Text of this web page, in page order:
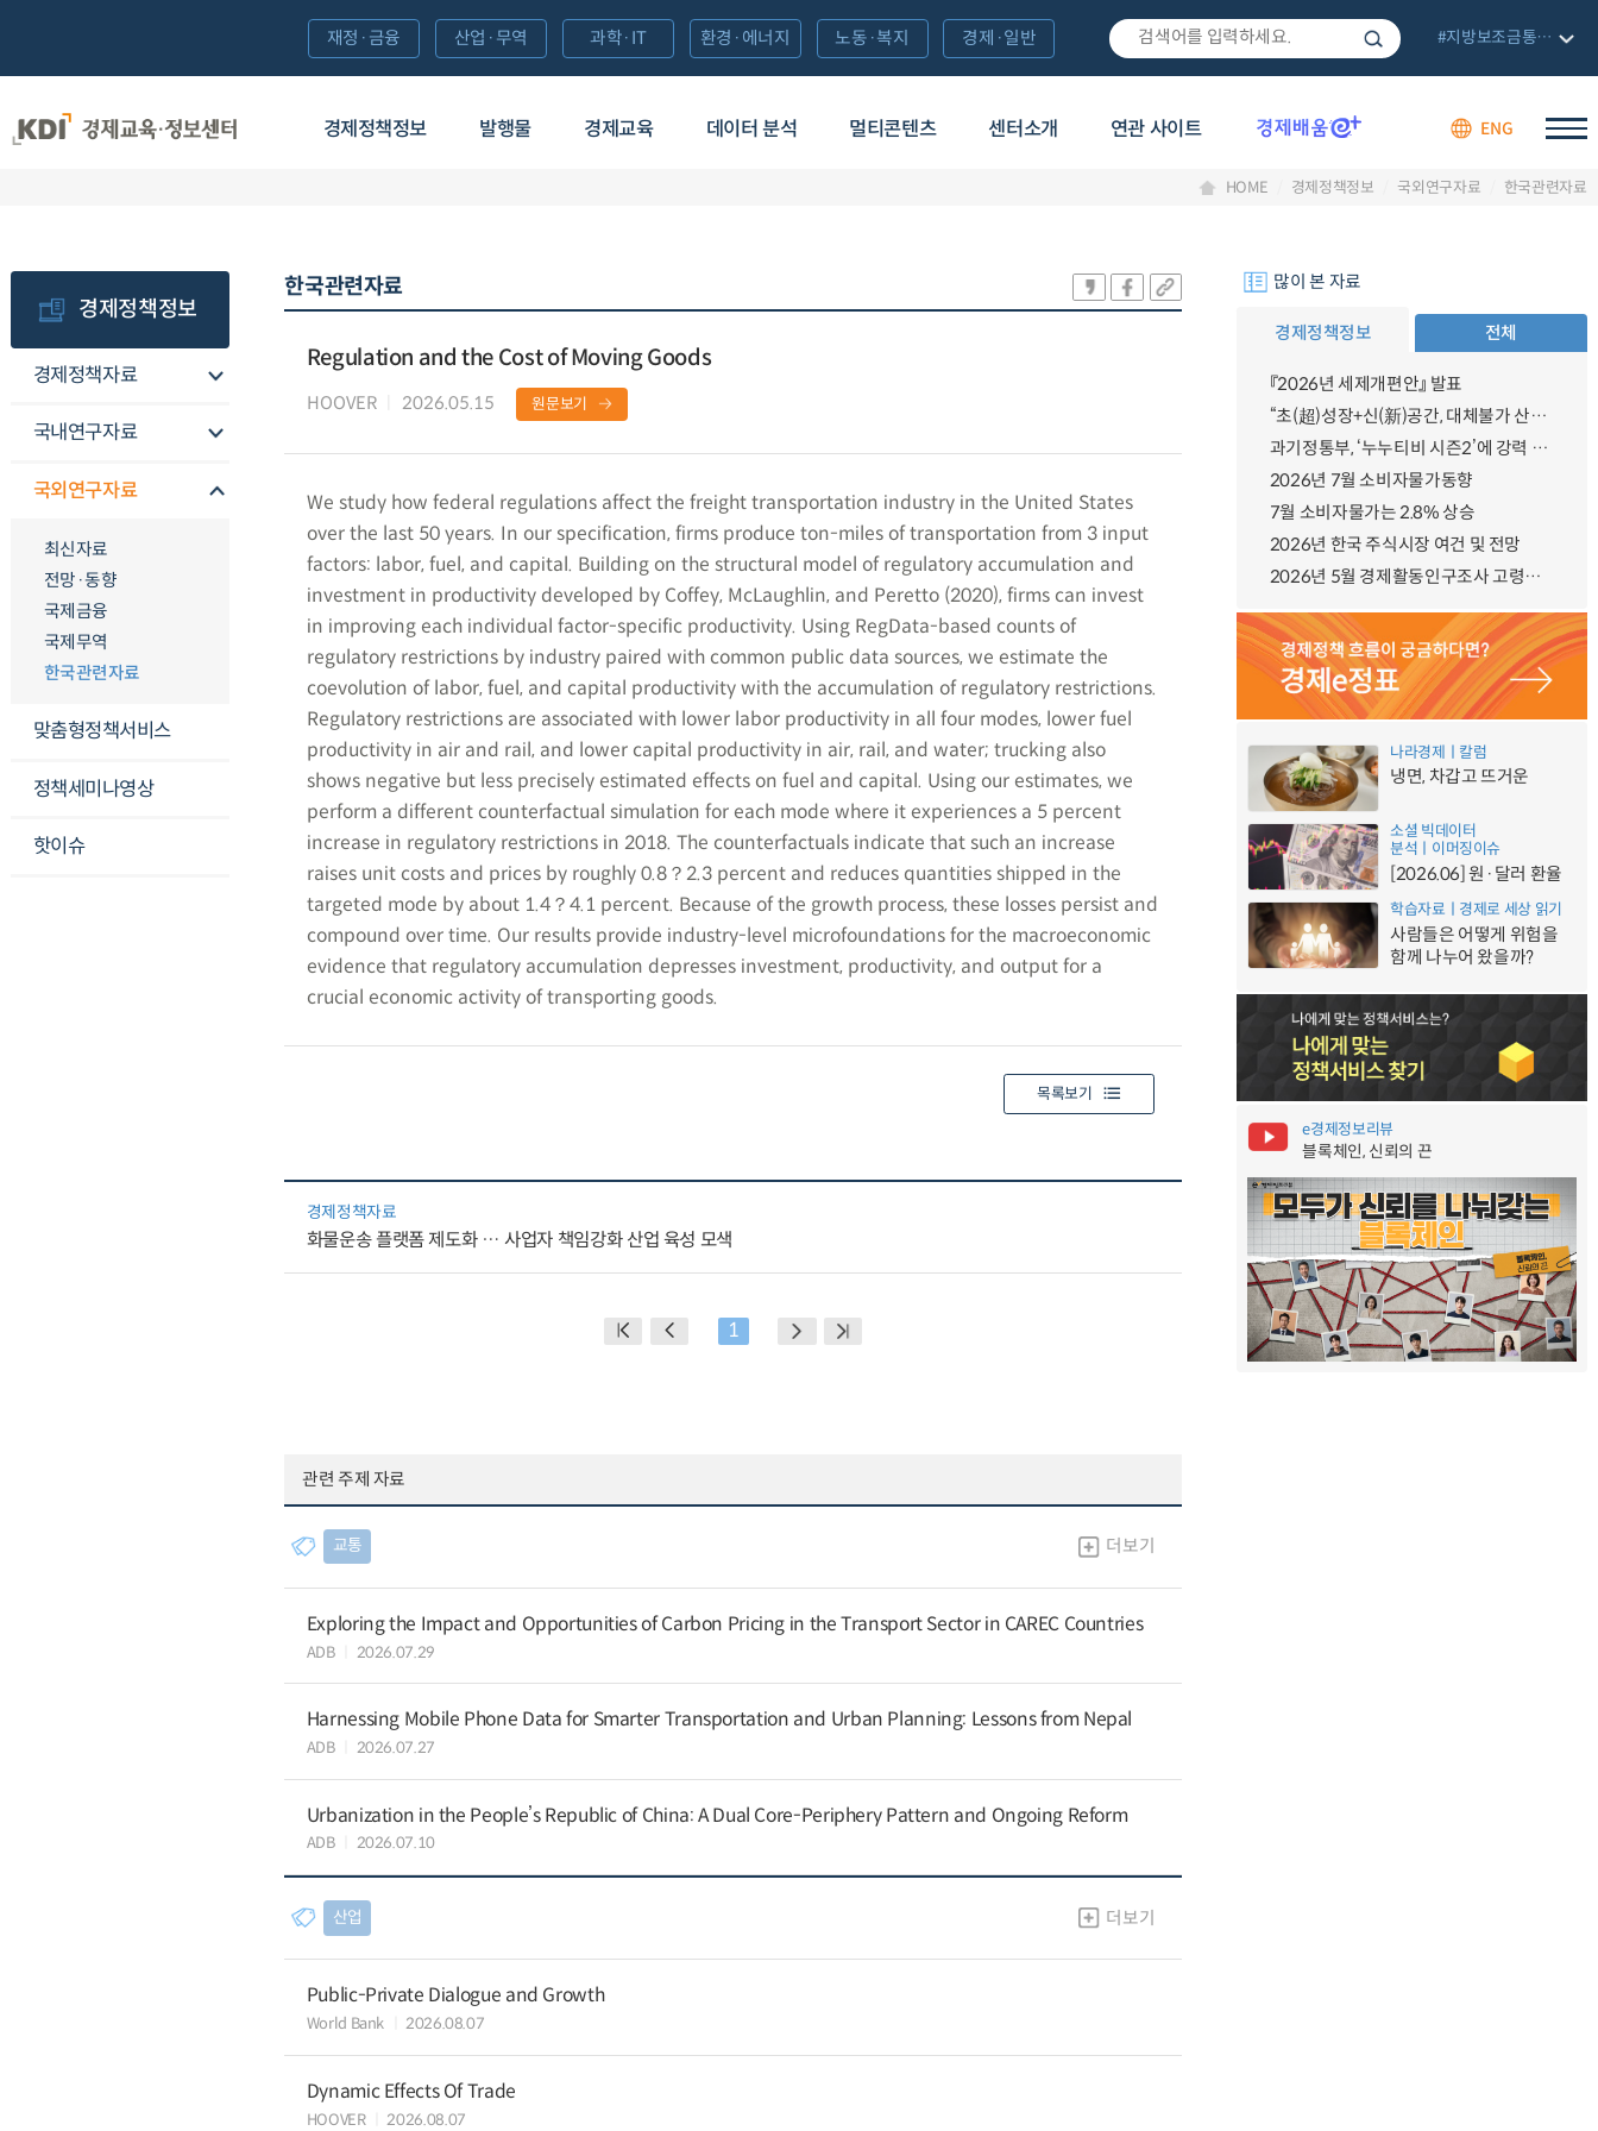
경제정책정보 발행물 경제교육 데이터 분석 멀티콘텐츠 센터소개 연관 사이트 ENG
재정·금융 산업·무역 과학·IT 환경·에너지 노동·복지 경제·일반 #지방보조금통합관리망
HOME 경제정책정보 국외연구자료 한국관련자료
경제정책정보
경제정책자료
국내연구자료
국외연구자료
최신자료
전망·동향
국제금융
국제무역
한국관련자료
맞춤형정책서비스
정책세미나영상
핫이슈
한국관련자료
Regulation and the Cost of Moving Goods
HOOVER 2026.05.15 원문보기
We study how federal regulations affect the freight transportation industry in the United States
over the last 50 years. In our specification, firms produce ton-miles of transportation from 3 input
factors: labor, fuel, and capital. Building on the structural model of regulatory accumulation and
investment in productivity developed by Coffey, McLaughlin, and Peretto (2020), firms can invest
in improving each individual factor-specific productivity. Using RegData-based counts of
regulatory restrictions by industry paired with common public data sources, we estimate the
coevolution of labor, fuel, and capital productivity with the accumulation of regulatory restrictions.
Regulatory restrictions are associated with lower labor productivity in all four modes, lower fuel
productivity in air and rail, and lower capital productivity in air, rail, and water; trucking also
shows negative but less precisely estimated effects on fuel and capital. Using our estimates, we
perform a different counterfactual simulation for each mode where it experiences a 5 percent
increase in regulatory restrictions in 2018. The counterfactuals indicate that such an increase
raises unit costs and prices by roughly 0.8？2.3 percent and reduces quantities shipped in the
targeted mode by about 1.4？4.1 percent. Because of the growth process, these losses persist and
compound over time. Our results provide industry-level microfoundations for the macroeconomic
evidence that regulatory accumulation depresses investment, productivity, and output for a
crucial economic activity of transporting goods.
목록보기
경제정책자료
화물운송 플랫폼 제도화 … 사업자 책임강화 산업 육성 모색
1
관련 주제 자료
교통 더보기
Exploring the Impact and Opportunities of Carbon Pricing in the Transport Sector in CAREC Countries
ADB 2026.07.29
Harnessing Mobile Phone Data for Smarter Transportation and Urban Planning: Lessons from Nepal
ADB 2026.07.27
Urbanization in the People’s Republic of China: A Dual Core-Periphery Pattern and Ongoing Reform
ADB 2026.07.10
산업 더보기
Public-Private Dialogue and Growth
World Bank 2026.08.07
Dynamic Effects Of Trade
HOOVER 2026.08.07
많이 본 자료
경제정책정보 전체
『2026년 세제개편안』 발표
“초(超)성장+신(新)공간, 대체불가 산업강국”
과기정통부, ‘누누티비 시즌2’에 강력 대응 의지 밝혀
2026년 7월 소비자물가동향
7월 소비자물가는 2.8% 상승
2026년 한국 주식시장 여건 및 전망
2026년 5월 경제활동인구조사 고령층 부가조사 결과
나라경제ㅣ칼럼
냉면, 차갑고 뜨거운
소셜 빅데이터
분석ㅣ이머징이슈
[2026.06] 원·달러 환율
학습자료ㅣ경제로 세상 읽기
사람들은 어떻게 위험을
함께 나누어 왔을까?
e경제정보리뷰
블록체인, 신뢰의 끈